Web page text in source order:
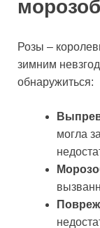
Розы –
зимним
обнаружиться:
могла